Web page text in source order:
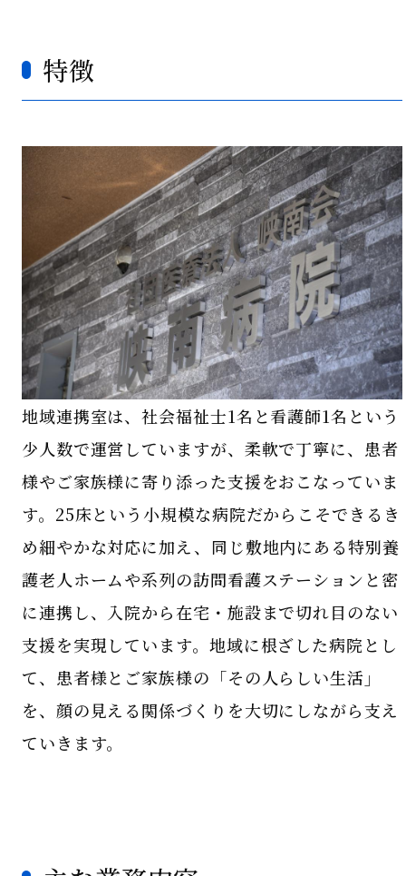
特徴
地域連携室は、社会福祉士1名と看護師1名という
少人数で運営していますが、柔軟で丁寧に、患者
様やご家族様に寄り添った支援をおこなっていま
す。25床という小規模な病院だからこそできるき
め細やかな対応に加え、同じ敷地内にある特別養
護老人ホームや系列の訪問看護ステーションと密
に連携し、入院から在宅・施設まで切れ目のない
支援を実現しています。地域に根ざした病院とし
て、患者様とご家族様の「その人らしい生活」
を、顔の見える関係づくりを大切にしながら支え
ていきます。